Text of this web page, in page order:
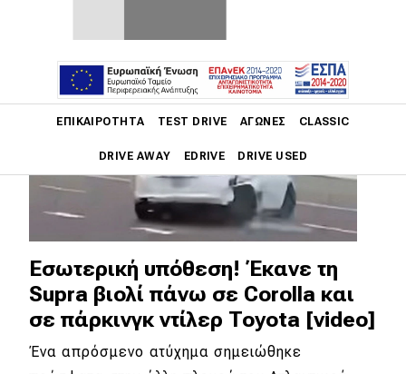
ΕΠΙΚΑΙΡΌΤΗΤΑ TEST DRIVE ΑΓΏΝΕΣ CLASSIC
DRIVE AWAY EDRIVE DRIVE USED
Main navigation
Επικαιρότητα
Νέα μοντέλα
Πρωτότυπα
Ελλάδα
Κόσμος
Εσωτερική υπόθεση! Έκανε τη
Supra βιολί πάνω σε Corolla και
σε πάρκινγκ ντίλερ Toyota [video]
Ένα απρόσμενο ατύχημα σημειώθηκε